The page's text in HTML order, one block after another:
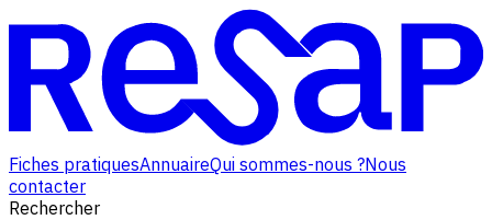
Fiches pratiquesAnnuaireQui sommes-nous ?Nous
contacter
Rechercher